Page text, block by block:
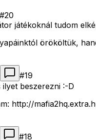
#20
játékoknál tudom
örököltük,
#19
beszerezni :-D
http://
#18